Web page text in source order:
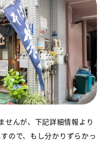
せんが、下記詳細情報より
ので、もし分かりずらかっ